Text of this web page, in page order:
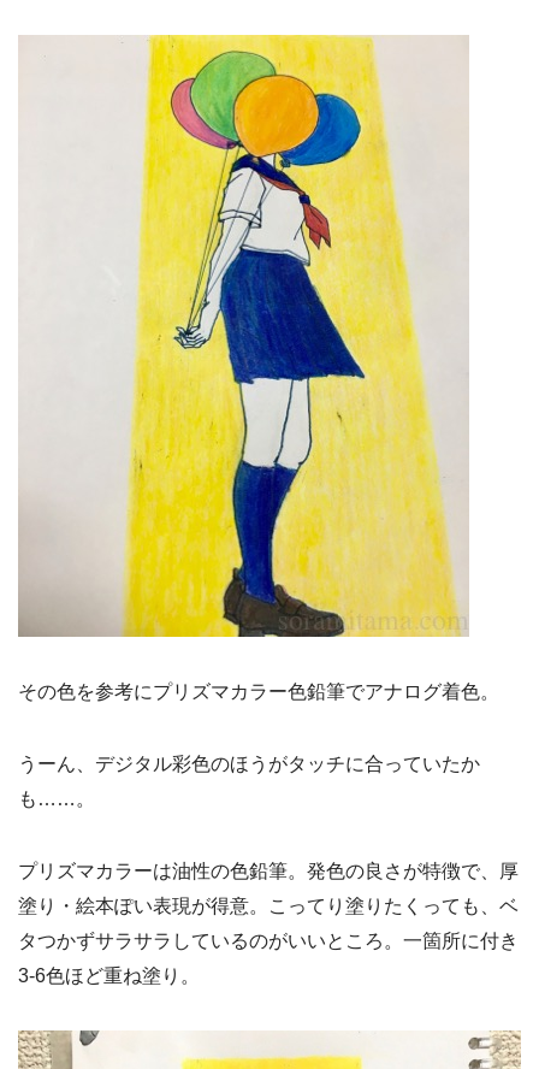
その色を参考にプリズマカラー色鉛筆でアナログ着色。
うーん、デジタル彩色のほうがタッチに合っていたか
も……。
プリズマカラーは油性の色鉛筆。発色の良さが特徴で、厚
塗り・絵本ぽい表現が得意。こってり塗りたくっても、ベ
タつかずサラサラしているのがいいところ。一箇所に付き
3-6色ほど重ね塗り。